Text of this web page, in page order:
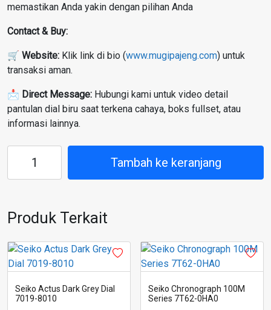
memastikan Anda yakin dengan pilihan Anda
Contact & Buy:
🛒 Website: Klik link di bio (www.mugipajeng.com) untuk
transaksi aman.
📩 Direct Message: Hubungi kami untuk video detail
pantulan dial biru saat terkena cahaya, boks fullset, atau
informasi lainnya.
5
Tambah ke keranjang
Produk Terkait
Seiko Actus Dark Grey Dial
7019-8010
Seiko Chronograph 100M
Series 7T62-0HA0